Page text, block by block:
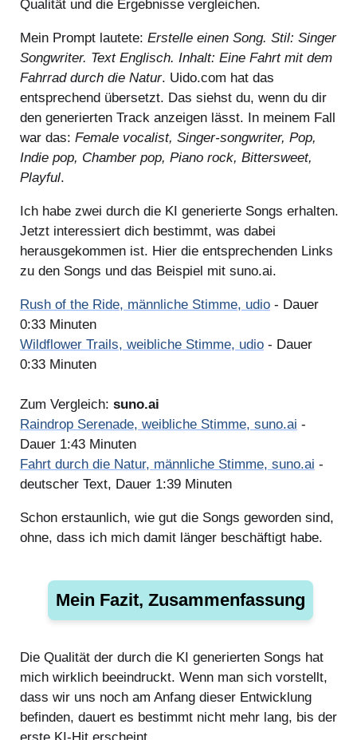
Qualität und die Ergebnisse vergleichen.
Mein Prompt lautete: Erstelle einen Song. Stil: Singer
Songwriter. Text Englisch. Inhalt: Eine Fahrt mit dem
Fahrrad durch die Natur. Uido.com hat das
entsprechend übersetzt. Das siehst du, wenn du dir
den generierten Track anzeigen lässt. In meinem Fall
war das: Female vocalist, Singer-songwriter, Pop,
Indie pop, Chamber pop, Piano rock, Bittersweet,
Playful.
Ich habe zwei durch die KI generierte Songs erhalten.
Jetzt interessiert dich bestimmt, was dabei
herausgekommen ist. Hier die entsprechenden Links
zu den Songs und das Beispiel mit suno.ai.
Rush of the Ride, männliche Stimme, udio - Dauer
0:33 Minuten
Wildflower Trails, weibliche Stimme, udio - Dauer
0:33 Minuten
Zum Vergleich: suno.ai
Raindrop Serenade, weibliche Stimme, suno.ai -
Dauer 1:43 Minuten
Fahrt durch die Natur, männliche Stimme, suno.ai -
deutscher Text, Dauer 1:39 Minuten
Schon erstaunlich, wie gut die Songs geworden sind,
ohne, dass ich mich damit länger beschäftigt habe.
Mein Fazit, Zusammenfassung
Die Qualität der durch die KI generierten Songs hat
mich wirklich beeindruckt. Wenn man sich vorstellt,
dass wir uns noch am Anfang dieser Entwicklung
befinden, dauert es bestimmt nicht mehr lang, bis der